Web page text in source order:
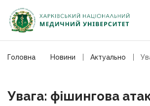
Головна Новини Актуально
Увага: фішингова